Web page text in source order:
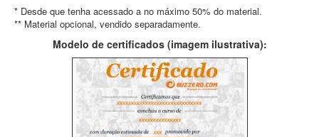
* Desde que tenha acessado a no máximo 50% do material.
** Material opcional, vendido separadamente.
Modelo de certificados (imagem ilustrativa):